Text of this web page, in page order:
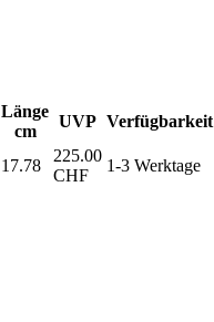
Länge
cm
UVP Verfügbarkeit
17.78
225.00
CHF
1-3 Werktage